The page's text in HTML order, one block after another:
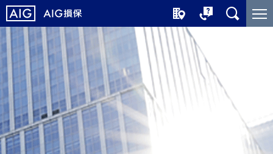
メ
イ
ン
コ
ン
テ
ン
ツ
に
ジ
こ
こ
か
ら
メ
イ
ン
コ
ン
テ